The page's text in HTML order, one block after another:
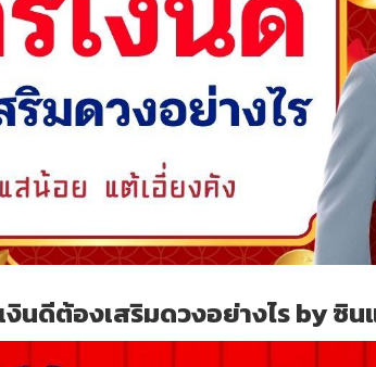
งินดีต้องเสริมดวงอย่างไร by ซิ